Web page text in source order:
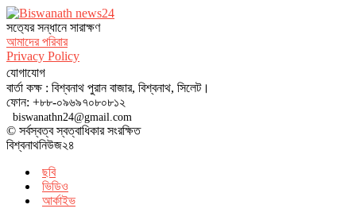
সত‌্যের সন্ধানে সারাক্ষণ
আমাদের পরিবার
Privacy Policy
যোগাযোগ
বার্তা কক্ষ : বিশ্বনাথ পুরান বাজার, বিশ্বনাথ, সিলেট।
ফোন: +৮৮-০৯৬৯৭০৮০৮১২
biswanathn24@gmail.com
© সর্বস্বত্ব স্বত্বাধিকার সংরক্ষিত
বিশ্বনাথনিউজ২৪
ছবি
ভিডিও
আর্কাইভ